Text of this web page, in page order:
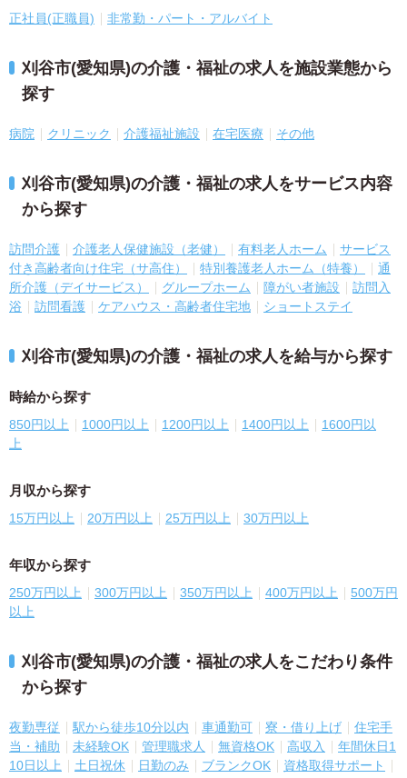
正社員(正職員) 非常勤・パート・アルバイト
刈谷市(愛知県)の介護・福祉の求人を施設業態から
探す
病院 クリニック 介護福祉施設 在宅医療 その他
刈谷市(愛知県)の介護・福祉の求人をサービス内容
から探す
訪問介護 介護老人保健施設（老健） 有料老人ホーム
サービス
付き高齢者向け住宅（サ高住）
特別養護老人ホーム（特養）
通
所介護（デイサービス）
グループホーム 障がい者施設
訪問入
浴
訪問看護 ケアハウス・高齢者住宅地 ショートステイ
刈谷市(愛知県)の介護・福祉の求人を給与から探す
時給から探す
850円以上 1000円以上 1200円以上 1400円以上
1600円以
上
月収から探す
15万円以上 20万円以上 25万円以上 30万円以上
年収から探す
250万円以上 300万円以上 350万円以上 400万円以上
500万円
以上
刈谷市(愛知県)の介護・福祉の求人をこだわり条件
から探す
夜勤専従 駅から徒歩10分以内 車通勤可 寮・借り上げ
住宅手
当・補助
未経験OK 管理職求人 無資格OK 高収入
年間休日1
10日以上
土日祝休 日勤のみ ブランクOK
資格取得サポート